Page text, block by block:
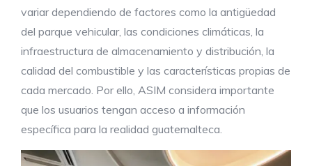
variar dependiendo de factores como la antigüedad
del parque vehicular, las condiciones climáticas, la
infraestructura de almacenamiento y distribución, la
calidad del combustible y las características propias de
cada mercado. Por ello, ASIM considera importante
que los usuarios tengan acceso a información
específica para la realidad guatemalteca.